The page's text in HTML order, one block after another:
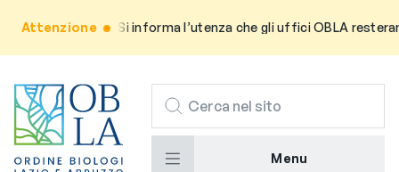
Attenzione
Avviso: Si informa l’utenza che gli uffici OBLA
CERCA
Menu